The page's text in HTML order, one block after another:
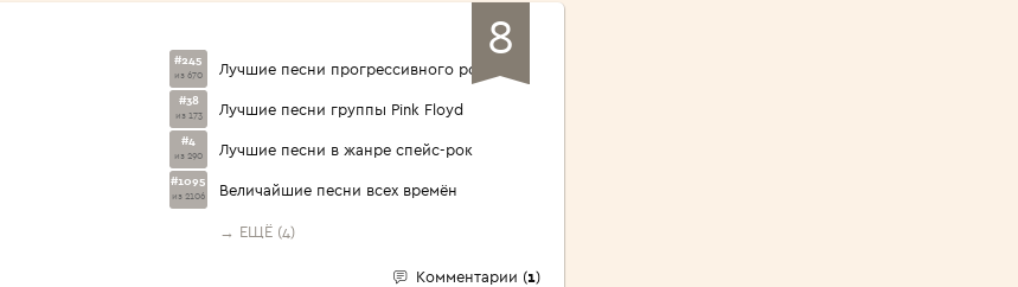
8
#245
из 670 Лучшие песни прогрессивного рока
#38
из 173 Лучшие песни группы Pink Floyd
#4
из 290 Лучшие песни в жанре спейс-рок
#1095
из 2106 Величайшие песни всех времён
→ ЕЩЁ (4)
Комментарии (1)